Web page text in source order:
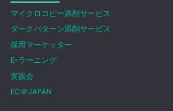
マイクロコピー添削サービス
ダークパターン添削サービス
採用マーケッター
E-ラーニング
実践会
EC＠JAPAN